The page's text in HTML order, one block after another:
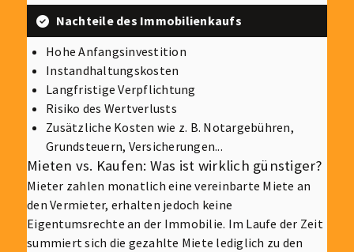
Nachteile des Immobilienkaufs
Hohe Anfangsinvestition
Instandhaltungskosten
Langfristige Verpflichtung
Risiko des Wertverlusts
Zusätzliche Kosten wie z. B. Notargebühren,
Grundsteuern, Versicherungen...
Mieten vs. Kaufen: Was ist wirklich günstiger?
Mieter zahlen monatlich eine vereinbarte Miete an
den Vermieter, erhalten jedoch keine
Eigentumsrechte an der Immobilie. Im Laufe der Zeit
summiert sich die gezahlte Miete lediglich zu den